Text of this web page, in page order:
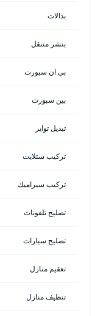
بدالات
بنشر متنقل
بي ان سبورت
بين سبورت
تبديل تواير
تركيب ستلايت
تركيب سيراميك
تصليح تلفونات
تصليح سيارات
تعقيم منازل
تنظيف منازل